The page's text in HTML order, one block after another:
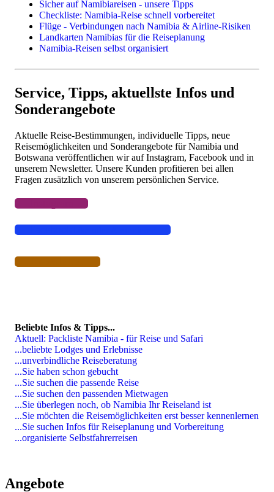
Fotoreisen & Fotosafari
Einzelne Leistungen
Camper & Mietwagen
Lodges, Camps, Gästefarmen, Hotels
Sicher auf Namibiareisen - unsere Tipps
Checkliste: Namibia-Reise schnell vorbereitet
Flüge - Verbindungen nach Namibia & Airline-Risiken
Landkarten Namibias für die Reiseplanung
Namibia-Reisen selbst organisiert
Service, Tipps, aktuellste Infos und
Sonderangebote
Aktuelle Reise-Bestimmungen, individuelle Tipps, neue
Reisemöglichkeiten und Sonderangebote für Namibia und
Botswana veröffentlichen wir auf Instagram, Facebook und in
unserem Newsletter. Unsere Kunden profitieren bei allen
Fragen zusätzlich von unserem persönlichen Service.
Newsletter
Beliebte Infos & Tipps...
Aktuell: Packliste Namibia - für Reise und Safari
...beliebte Lodges und Erlebnisse
...unverbindliche Reiseberatung
...Sie haben schon gebucht
...Sie suchen die passende Reise
...Sie suchen den passenden Mietwagen
...Sie überlegen noch, ob Namibia Ihr Reiseland ist
...Sie möchten die Reisemöglichkeiten erst besser kennenlernen
...Sie suchen Infos für Reiseplanung und Vorbereitung
...organisierte Selbstfahrerreisen
Angebote